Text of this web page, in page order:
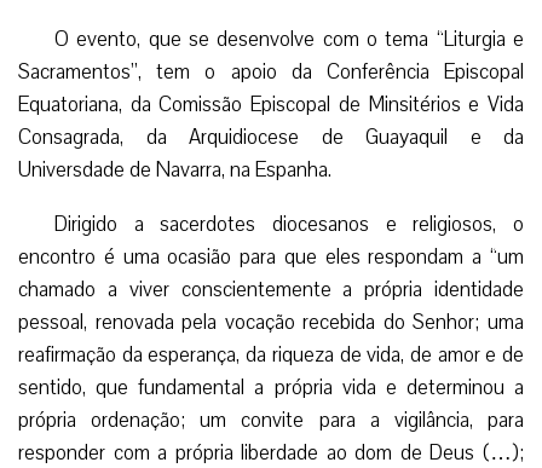
O evento, que se desenvolve com o tema “Liturgia e
Sacramentos”, tem o apoio da Conferência Episcopal
Equatoriana, da Comissão Episcopal de Minsitérios e Vida
Consagrada, da Arquidiocese de Guayaquil e da
Universdade de Navarra, na Espanha.
Dirigido a sacerdotes diocesanos e religiosos, o
encontro é uma ocasião para que eles respondam a “um
chamado a viver conscientemente a própria identidade
pessoal, renovada pela vocação recebida do Senhor; uma
reafirmação da esperança, da riqueza de vida, de amor e de
sentido, que fundamental a própria vida e determinou a
própria ordenação; um convite para a vigilância, para
responder com a própria liberdade ao dom de Deus (…);